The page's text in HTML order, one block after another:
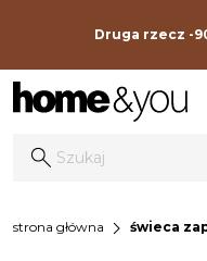
Druga rzecz -
strona główna chevron_right świeca